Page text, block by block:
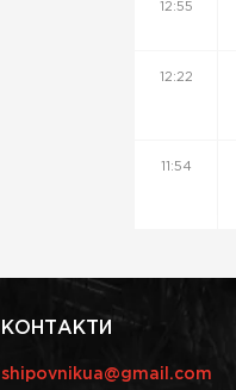
12:55
12:22
11:54
КОНТАКТИ
shipovnikua@gmail.com